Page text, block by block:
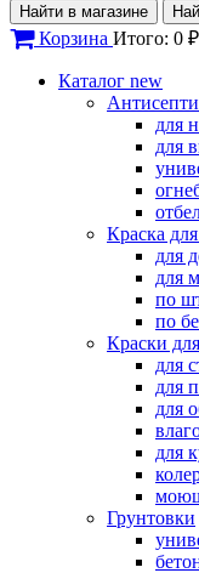
Найти в магазине
Корзина Итого: 0 ₽
Каталог new
для
для
Краска
для
для
по
по
Краски
для
для
для
для
Грунтовки